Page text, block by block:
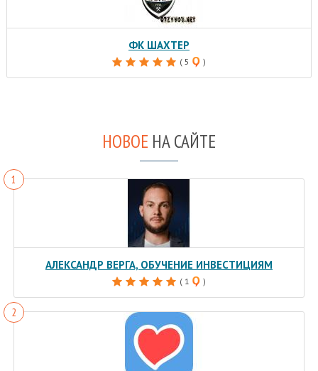
ФК ШАХТЕР
( 5 )
НОВОЕ НА САЙТЕ
АЛЕКСАНДР ВЕРГА, ОБУЧЕНИЕ ИНВЕСТИЦИЯМ
( 1 )